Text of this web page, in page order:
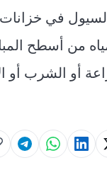
في
من أسطح
أو الشرب أو